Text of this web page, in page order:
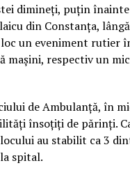
dimineți, puțin înainte
din Constanța,
un eveniment rutier
mașini, respectiv un
de Ambulanță, în
însoțiți de părinți.
au stabilit ca 3
spital.